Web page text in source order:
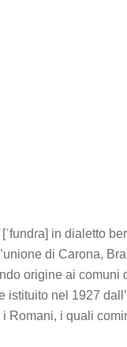
[ˈfundɾa] in dialetto
di Carona,
origine ai
istituito nel 1927
i Romani, i quali